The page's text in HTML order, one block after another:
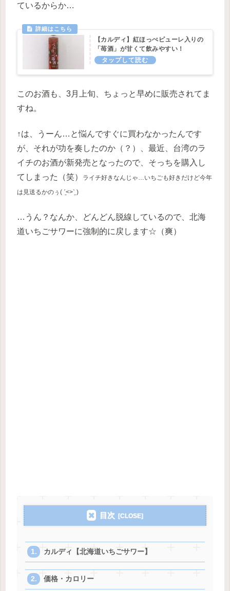
ているからか…
【カルディ】紅ほっぺピューレ入りの
「苺酒」が甘くて飲みやすい！
このお酒も、3月上旬、ちょっと早めに販売されてま
すね。
↑は、うーん…と悩んですぐに買わなかったんです
が、それが功を奏したのか（？）、最近、台湾のラ
イチのお酒が新発売となったので、そっちを購入し
てしまった（笑）
ライチ好きなんじゃ…いちごも好きだけど今年
は見送るかのぅ( ˊ̱˂˃ˋ̱ )
…うん？なんか、どんどん脱線しているので、北海
道いちごサワーに強制的に戻します☆（爽）
目次
カルディ【北海道いちごサワー】
価格・カロリー